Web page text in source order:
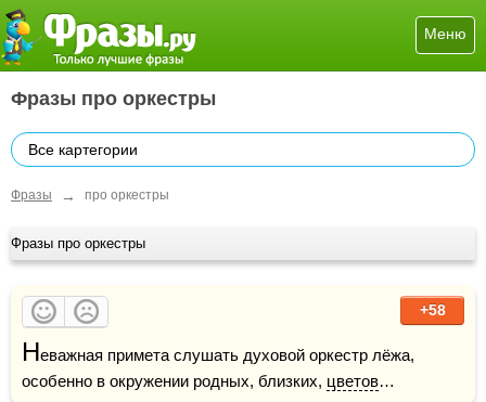
Меню
Фразы про оркестры
Все картегории
Фразы → про оркестры
Фразы про оркестры
+58
Неважная примета слушать духовой оркестр лёжа,
особенно в окружении родных, близких, цветов…